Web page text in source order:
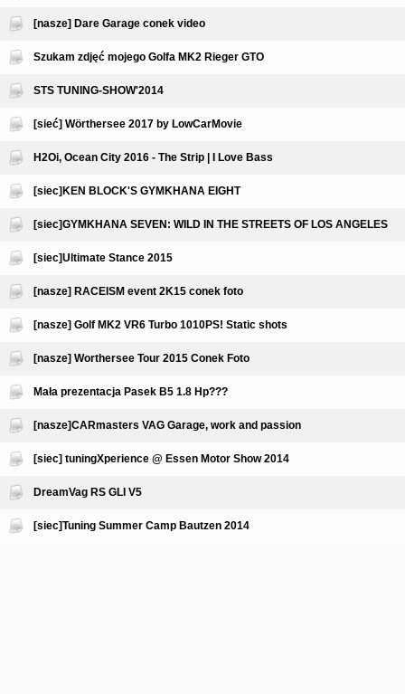
[nasze] Dare Garage conek video
Szukam zdjęć mojego Golfa MK2 Rieger GTO
STS TUNING-SHOW'2014
[sieć] Wörthersee 2017 by LowCarMovie
H2Oi, Ocean City 2016 - The Strip | I Love Bass
[siec]KEN BLOCK'S GYMKHANA EIGHT
[siec]GYMKHANA SEVEN: WILD IN THE STREETS OF LOS ANGELES
[siec]Ultimate Stance 2015
[nasze] RACEISM event 2K15 conek foto
[nasze] Golf MK2 VR6 Turbo 1010PS! Static shots
[nasze] Worthersee Tour 2015 Conek Foto
Mała prezentacja Pasek B5 1.8 Hp???
[nasze]CARmasters VAG Garage, work and passion
[siec] tuningXperience @ Essen Motor Show 2014
DreamVag RS GLI V5
[siec]Tuning Summer Camp Bautzen 2014